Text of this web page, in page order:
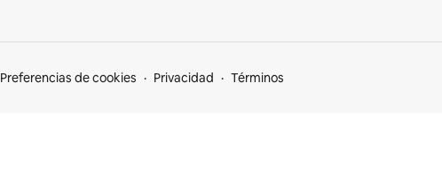
Preferencias de cookies Privacidad Términos